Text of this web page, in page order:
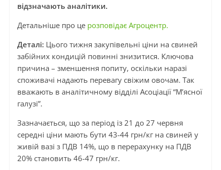
відзначають аналітики.
Детальніше про це розповідає Агроцентр.
Деталі: Цього тижня закупівельні ціни на свиней
забійних кондицій повинні знизитися. Ключова
причина – зменшення попиту, оскільки наразі
споживачі надають перевагу свіжим овочам. Так
вважають в аналітичному відділі Асоціації “М’ясної
галузі”.
Зазначається, що за період із 21 до 27 червня
середні ціни мають бути 43-44 грн/кг на свиней у
живій вазі з ПДВ 14%, що в перерахунку на ПДВ
20% становить 46-47 грн/кг.